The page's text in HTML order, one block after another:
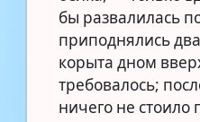
бы развалилась
приподнялись
корыта дном
требовалось;
ничего не стоило